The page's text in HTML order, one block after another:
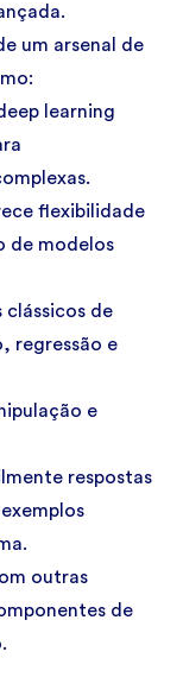
um arsenal de
learning
flexibilidade
de modelos
de
regressão e
e
respostas
outras
de